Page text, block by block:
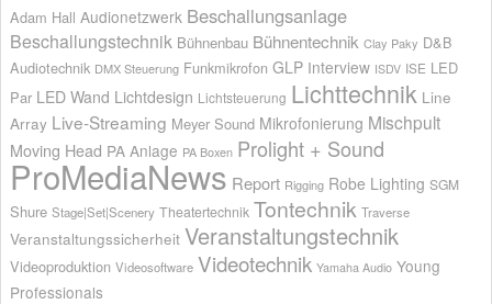
Adam Hall Audionetzwerk Beschallungsanlage
Beschallungstechnik Bühnenbau Bühnentechnik Clay Paky D&B
Audiotechnik DMX Steuerung Funkmikrofon GLP Interview ISDV ISE LED
Par LED Wand Lichtdesign Lichtsteuerung Lichttechnik Line
Array Live-Streaming Meyer Sound Mikrofonierung Mischpult
Moving Head PA Anlage PA Boxen Prolight + Sound
ProMediaNews Report Rigging Robe Lighting SGM
Shure Stage|Set|Scenery Theatertechnik Tontechnik Traverse
Veranstaltungssicherheit Veranstaltungstechnik
Videoproduktion Videosoftware Videotechnik Yamaha Audio Young
Professionals